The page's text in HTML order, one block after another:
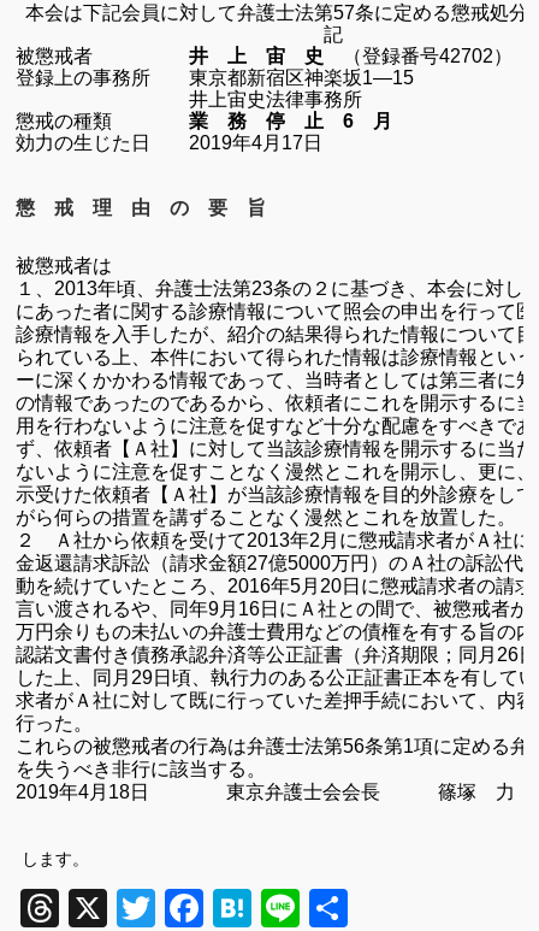
本会は下記会員に対して弁護士法第57条に定める懲戒処分
被懲戒者井 上 宙 史 （登録番号42702）
登録上の事務所 東京都新宿区神楽坂1―15
井上宙史法律事務所
懲戒の種類
業 務 停 止6
月
効力の生じた日 2019年4月 17日
懲 戒 理 由 の 要 旨
被懲戒者は
１、
2013年頃、弁護士法第23条の２に基づき、本会に対し
にあった者に関する診療情報について照会の申出を行って
診療情報を入手したが、紹介の結果得られた情報について
られている上、本件において得られた情報は診療情報とい
ーに深くかかわる情報であって、当時者としては第三者に
の情報であったのであるから、依頼者にこれを開示するに
用を行わないように注意を促すなど十分な配慮をすべきで
ず、依頼者【Ａ社】に対して当該診療情報を開示するに当
ないように注意を促すことなく漫然とこれを開示し、更に
示受けた依頼者【Ａ社】が当該診療情報を目的外診療をし
がら何らの措置を講ずることなく漫然とこれを放置した。
２ Ａ社から依頼を受けて2013年2 月に懲戒請求者がＡ社
金返還請求訴訟（請求金額27億5000万円）のＡ社の訴訟代
動を続けていたところ、
2016年5月 20日に懲戒請求者の請
言い渡されるや、同年9月 16日にＡ社との間で、被懲戒者が
万円余りもの未払いの弁護士費用などの債権を有する旨の
認諾文書付き債務承認弁済等公正証書（弁済期限；同月 26
した上、同月 29日頃、執行力のある公正証書正本を有して
求者がＡ社に対して既に行っていた差押手続において、内
行った。
これらの被懲戒者の行為は弁護士法第56条第1項に定める弁
を失うべき非行に該当する。
2019年4月 18日 東京弁護士会会長 篠塚 力
します。
Threads
X TwitterFacebook
Hatena
Line